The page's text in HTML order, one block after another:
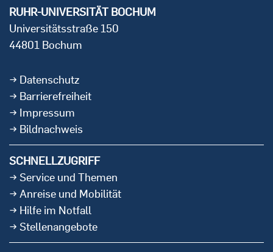
RUHR-UNIVERSITÄT BOCHUM
Universitätsstraße 150
44801 Bochum
Datenschutz
Barrierefreiheit
Impressum
Bildnachweis
SCHNELLZUGRIFF
Service und Themen
Anreise und Mobilität
Hilfe im Notfall
Stellenangebote